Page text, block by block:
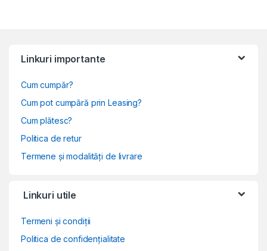
Linkuri importante
Cum cumpăr?
Cum pot cumpără prin Leasing?
Cum plătesc?
Politica de retur
Termene și modalități de livrare
Linkuri utile
Termeni și condiții
Politica de confidențialitate